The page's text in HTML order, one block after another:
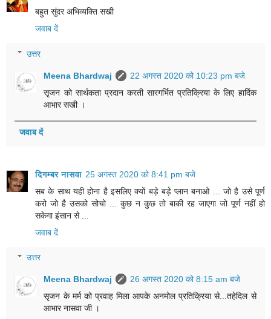
बहुत सुंदर अभिव्यक्ति सखी
जवाब दें
उत्तर
Meena Bhardwaj
22 अगस्त 2020 को 10:23 pm बजे
सृजन को सार्थकता प्रदान करती सारगर्भित प्रतिक्रिया के लिए हार्दिक
आभार सखी ।
जवाब दें
दिगम्बर नासवा 25 अगस्त 2020 को 8:41 pm बजे
सब के साथ यही होना है इसलिए क्यों बड़े बड़े प्लान बनाओ ... जो है उसे पूर्ण
करो जो है उसको सोचो ... कुछ न कुछ तो बाकी रह जाएगा जो पूर्ण नहीं हो
सकेगा इंसान से ...
जवाब दें
उत्तर
Meena Bhardwaj
26 अगस्त 2020 को 8:15 am बजे
सृजन के मर्म को प्रवाह मिला आपके अनमोल प्रतिक्रिया से...तहेदिल से
आभार नासवा जी ।